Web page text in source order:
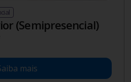
(Semipresencial)
mais